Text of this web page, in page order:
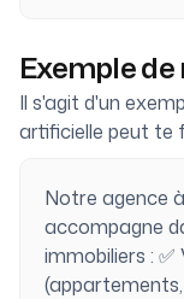
Exemple
Il s'agit d'un
artificielle peut te
Notre agence
accompagne
immobiliers : ✅